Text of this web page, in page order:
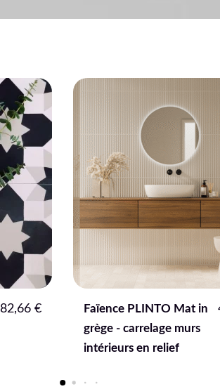
49,68€
Carreaux Terrazzo
RIMINI Sols et Murs -
60x60 cm